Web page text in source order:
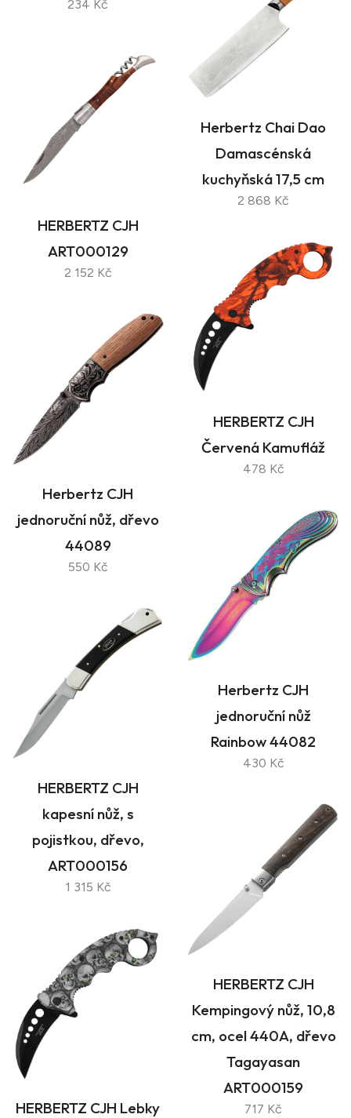
234 Kč
Herbertz Chai Dao
Damascénská
kuchyňská 17,5 cm
2 868 Kč
HERBERTZ CJH
ART000129
2 152 Kč
HERBERTZ CJH
Červená Kamufláž
478 Kč
Herbertz CJH
jednoruční nůž, dřevo
44089
550 Kč
Herbertz CJH
jednoruční nůž
Rainbow 44082
430 Kč
HERBERTZ CJH
kapesní nůž, s
pojistkou, dřevo,
ART000156
1 315 Kč
HERBERTZ CJH
Kempingový nůž, 10,8
cm, ocel 440A, dřevo
Tagayasan
ART000159
717 Kč
HERBERTZ CJH Lebky